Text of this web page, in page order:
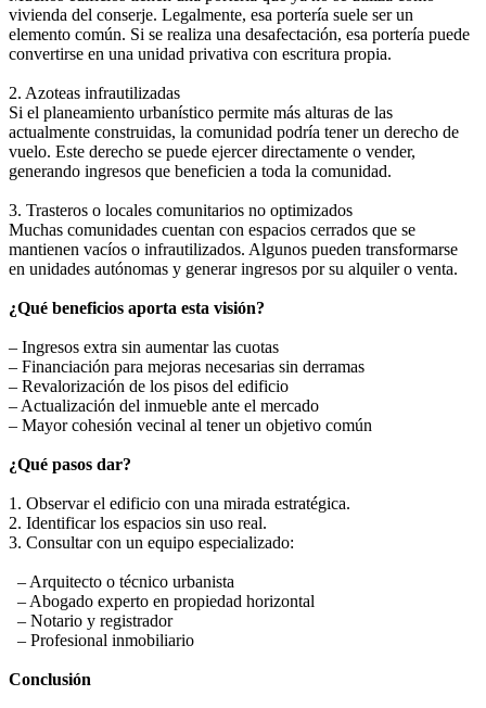
vivienda del conserje. Legalmente, esa portería suele ser un
elemento común. Si se realiza una desafectación, esa portería puede
convertirse en una unidad privativa con escritura propia.
2. Azoteas infrautilizadas
Si el planeamiento urbanístico permite más alturas de las
actualmente construidas, la comunidad podría tener un derecho de
vuelo. Este derecho se puede ejercer directamente o vender,
generando ingresos que beneficien a toda la comunidad.
3. Trasteros o locales comunitarios no optimizados
Muchas comunidades cuentan con espacios cerrados que se
mantienen vacíos o infrautilizados. Algunos pueden transformarse
en unidades autónomas y generar ingresos por su alquiler o venta.
¿Qué beneficios aporta esta visión?
– Ingresos extra sin aumentar las cuotas
– Financiación para mejoras necesarias sin derramas
– Revalorización de los pisos del edificio
– Actualización del inmueble ante el mercado
– Mayor cohesión vecinal al tener un objetivo común
¿Qué pasos dar?
1. Observar el edificio con una mirada estratégica.
2. Identificar los espacios sin uso real.
3. Consultar con un equipo especializado:
– Arquitecto o técnico urbanista
– Abogado experto en propiedad horizontal
– Notario y registrador
– Profesional inmobiliario
Conclusión